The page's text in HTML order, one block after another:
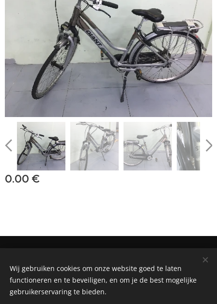
0.00 €
Powered byWebnode Cookies
Wij gebruiken cookies om onze website goed te laten
functioneren en te beveiligen, en om je de best mogelijke
gebruikerservaring te bieden.